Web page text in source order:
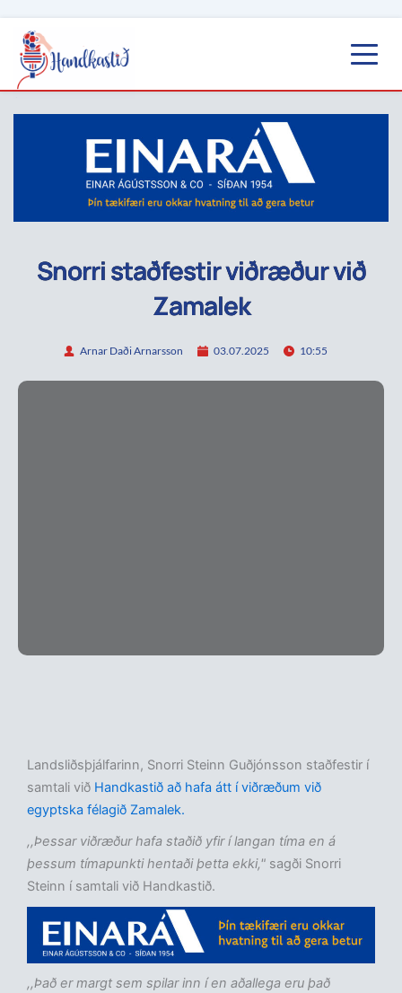
Snorri staðfestir viðræður við
Zamalek
Arnar Daði Arnarsson 03.07.2025 10:55
Landsliðsþjálfarinn, Snorri Steinn Guðjónsson staðfestir í
samtali við Handkastið að hafa átt í viðræðum við
egyptska félagið Zamalek.
,,Þessar viðræður hafa staðið yfir í langan tíma en á
þessum tímapunkti hentaði þetta ekki," sagði Snorri
Steinn í samtali við Handkastið.
,,Það er margt sem spilar inn í en aðallega eru það